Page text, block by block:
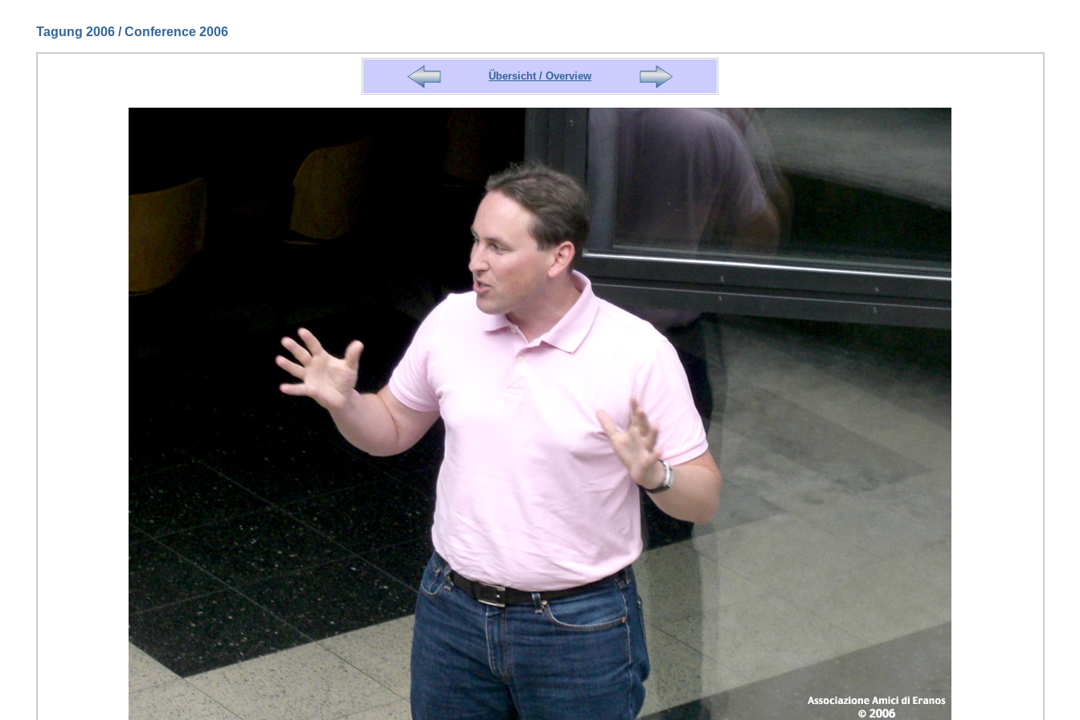
Tagung 2006 / Conference 2006
Übersicht / Overview